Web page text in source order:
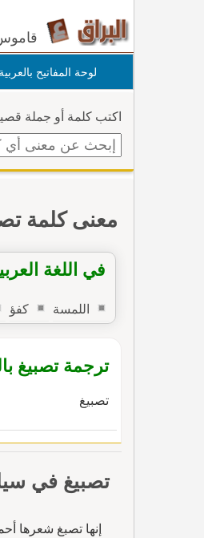
لوحة المفاتيح بالعربية
اكتب كلمة أو جملة
معنى كلمة
في اللغة
اللمسة كفؤ
ترجمة تصبيغ
تصبيغ
تصبيغ في
إنها تصبغ شعرها